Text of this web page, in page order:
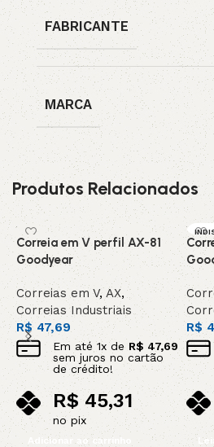
FABRICANTE
MARCA
Produtos Relacionados
Correia em V perfil AX-81
Goodyear
Correias em V,AX,
Correias Industriais
R$47,69
Em até1x de R$ 47,69
sem juros no cartão
de crédito!
R$45,31
no pix
Adicionar ao carrinho
R$